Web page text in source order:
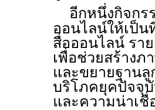
อีกหนึ่งกิจกร
ออนไลน์ให้เป็
สื่อออนไลน์ รา
เพื่อช่วยสร้าง
และขยายฐาน
บริโภคยุคปัจจุ
และความน่าเ